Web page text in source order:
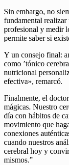
Sin embargo, no
fundamental
profesional y medir
permite saber si
Y un consejo final:
como ’tónico
nutricional
efectiva», remarcó.
Finalmente, el
mágicas. Nuestro
día con hábitos de
movimiento que
conexiones
cuando nuestros
cerebral hoy y
mismos.”